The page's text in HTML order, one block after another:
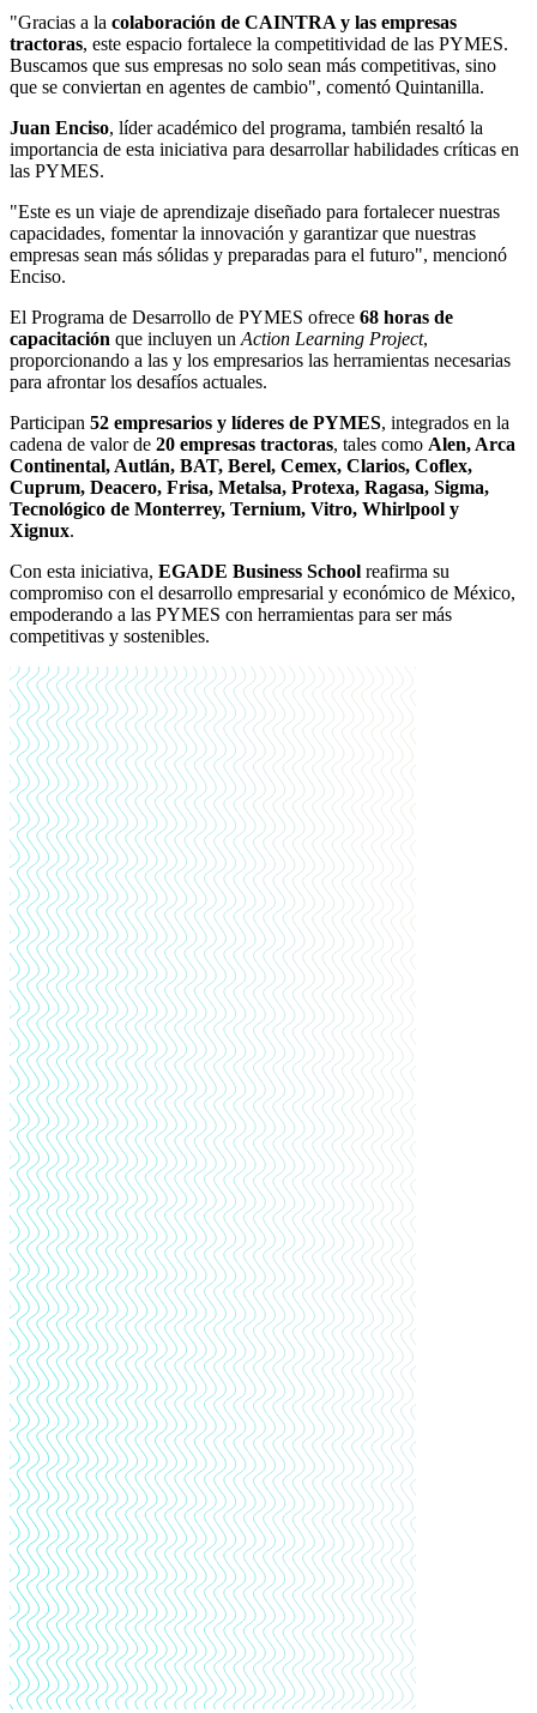
"Gracias a la colaboración de CAINTRA y las empresas
tractoras, este espacio fortalece la competitividad de las PYMES.
Buscamos que sus empresas no solo sean más competitivas, sino
que se conviertan en agentes de cambio", comentó Quintanilla.
Juan Enciso, líder académico del programa, también resaltó la
importancia de esta iniciativa para desarrollar habilidades críticas en
las PYMES.
"Este es un viaje de aprendizaje diseñado para fortalecer nuestras
capacidades, fomentar la innovación y garantizar que nuestras
empresas sean más sólidas y preparadas para el futuro", mencionó
Enciso.
El Programa de Desarrollo de PYMES ofrece 68 horas de
capacitación que incluyen unAction Learning Project,
proporcionando a las y los empresarios las herramientas necesarias
para afrontar los desafíos actuales.
Participan 52 empresarios y líderes de PYMES, integrados en la
cadena de valor de 20 empresas tractoras, tales como Alen, Arca
Continental, Autlán, BAT, Berel, Cemex, Clarios, Coflex,
Cuprum, Deacero, Frisa, Metalsa, Protexa, Ragasa, Sigma,
Tecnológico de Monterrey, Ternium, Vitro, Whirlpool y
Xignux.
Con esta iniciativa, EGADE Business School reafirma su
compromiso con el desarrollo empresarial y económico de México,
empoderando a las PYMES con herramientas para ser más
competitivas y sostenibles.